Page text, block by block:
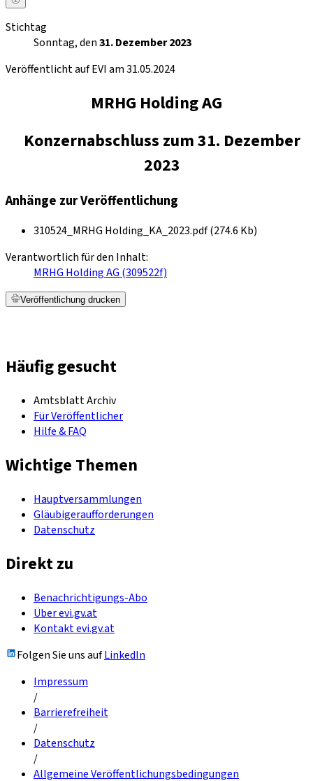
Stichtag
Sonntag, den31. Dezember 2023
Veröffentlicht auf EVI am 31.05.2024
MRHG Holding AG
Konzernabschluss zum 31. Dezember
2023
Anhänge zur Veröffentlichung
310524_MRHG Holding_KA_2023.pdf (274.6 Kb)
Verantwortlich für den Inhalt:
MRHG Holding AG (309522f)
Veröffentlichung drucken
Häufig gesucht
Amtsblatt Archiv
Für Veröffentlicher
Hilfe & FAQ
Wichtige Themen
Hauptversammlungen
Gläubigeraufforderungen
Datenschutz
Direkt zu
Benachrichtigungs-Abo
Über evi.gv.at
Kontakt evi.gv.at
Folgen Sie uns aufLinkedIn
Impressum
/
Barrierefreiheit
/
Datenschutz
/
Allgemeine Veröffentlichungsbedingungen